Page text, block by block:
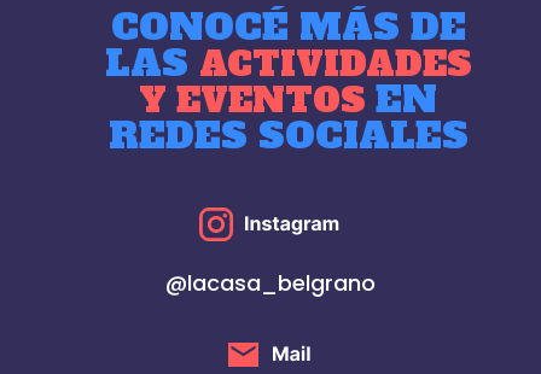
CONOCÉ MÁS DE
LAS ACTIVIDADES
Y EVENTOSEN
REDES SOCIALES
@lacasa_belgrano